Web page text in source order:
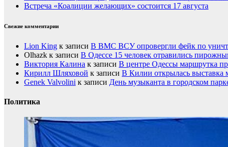
Встреча «Коалиции желающих» состоится 17 августа
Свежие комментарии
Lion King к записи В ВМС ВСУ опровергли фейк по
Olhazk к записи В Одессе 15 человек отравились
Виктория Калина к записи В центре Одессы маршрутка
Кирилл Шляховой к записи В Килии открылась выставка
Genek Valvolini к записи День музыканта в городском
Политика